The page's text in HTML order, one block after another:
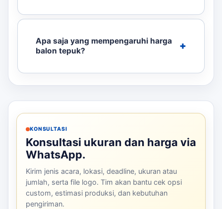
Apa saja yang mempengaruhi harga
balon tepuk?
KONSULTASI
Konsultasi ukuran dan harga via
WhatsApp.
Kirim jenis acara, lokasi, deadline, ukuran atau
jumlah, serta file logo. Tim akan bantu cek opsi
custom, estimasi produksi, dan kebutuhan
pengiriman.